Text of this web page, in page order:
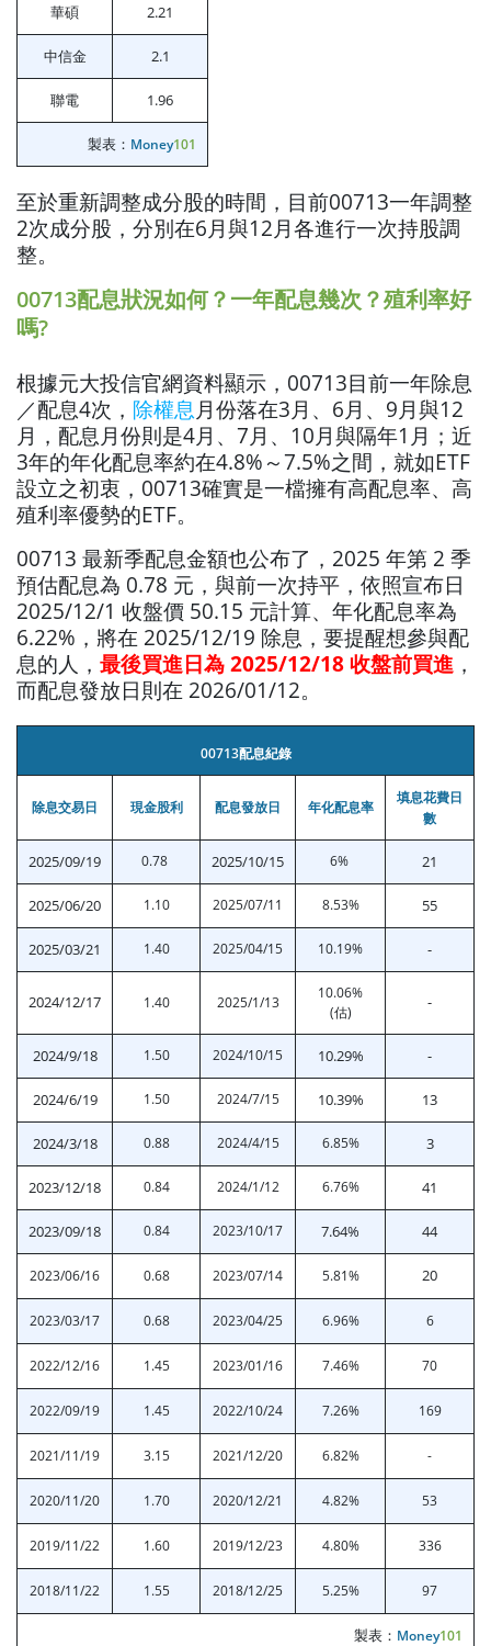
華碩 2.21
中信金 2.1
聯電 1.96
製表： Money101
至於重新調整成分股的時間，目前00713一年調整
2次成分股，分別在6月與12月各進行一次持股調
整。
00713配息狀況如何？一年配息幾次？殖利率好
嗎?
根據元大投信官網資料顯示，00713目前一年除息
／配息4次， 除權息 月份落在3月、6月、9月與12
月，配息月份則是4月、7月、10月與隔年1月；近
3年的年化配息率約在4.8%～7.5%之間，就如ETF
設立之初衷，00713確實是一檔擁有高配息率、高
殖利率優勢的ETF。
00713 最新季配息金額也公布了，2025 年第 2 季
預估配息為 0.78 元，與前一次持平，依照宣布日
2025/12/1 收盤價 50.15 元計算、年化配息率為
6.22%，將在 2025/12/19 除息，要提醒想參與配
息的人， 最後買進日為 2025/12/18 收盤前買進 ，
而配息發放日則在 2026/01/12。
00713配息紀錄
除息交易日 現金股利 配息發放日 年化配息率
填息花費日
數
2025/09/19 0.78 2025/10/15 6% 21
2025/06/20 1.10 2025/07/11 8.53% 55
2025/03/21 1.40 2025/04/15 10.19% -
2024/12/17 1.40 2025/1/13
10.06%
(估)
-
2024/9/18 1.50 2024/10/15 10.29% -
2024/6/19 1.50 2024/7/15 10.39% 13
2024/3/18 0.88 2024/4/15 6.85% 3
2023/12/18 0.84 2024/1/12 6.76% 41
2023/09/18 0.84 2023/10/17 7.64% 44
2023/06/16 0.68 2023/07/14 5.81% 20
2023/03/17 0.68 2023/04/25 6.96% 6
2022/12/16 1.45 2023/01/16 7.46% 70
2022/09/19 1.45 2022/10/24 7.26% 169
2021/11/19 3.15 2021/12/20 6.82% -
2020/11/20 1.70 2020/12/21 4.82% 53
2019/11/22 1.60 2019/12/23 4.80% 336
2018/11/22 1.55 2018/12/25 5.25% 97
製表： Money101